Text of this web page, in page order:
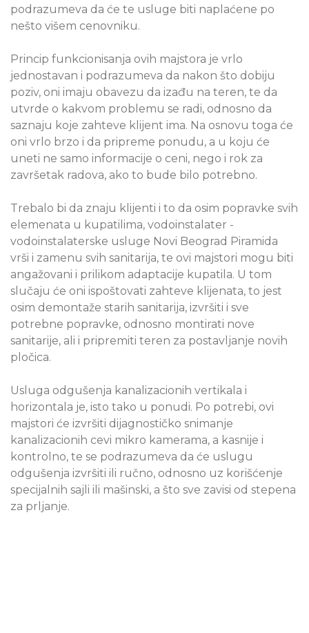
podrazumeva da će te usluge biti naplaćene po
nešto višem cenovniku.
Princip funkcionisanja ovih majstora je vrlo
jednostavan i podrazumeva da nakon što dobiju
poziv, oni imaju obavezu da izađu na teren, te da
utvrde o kakvom problemu se radi, odnosno da
saznaju koje zahteve klijent ima. Na osnovu toga će
oni vrlo brzo i da pripreme ponudu, a u koju će
uneti ne samo informacije o ceni, nego i rok za
završetak radova, ako to bude bilo potrebno.
Trebalo bi da znaju klijenti i to da osim popravke svih
elemenata u kupatilima, vodoinstalater -
vodoinstalaterske usluge Novi Beograd Piramida
vrši i zamenu svih sanitarija, te ovi majstori mogu biti
angažovani i prilikom adaptacije kupatila. U tom
slučaju će oni ispoštovati zahteve klijenata, to jest
osim demontaže starih sanitarija, izvršiti i sve
potrebne popravke, odnosno montirati nove
sanitarije, ali i pripremiti teren za postavljanje novih
pločica.
Usluga odgušenja kanalizacionih vertikala i
horizontala je, isto tako u ponudi. Po potrebi, ovi
majstori će izvršiti dijagnostičko snimanje
kanalizacionih cevi mikro kamerama, a kasnije i
kontrolno, te se podrazumeva da će uslugu
odgušenja izvršiti ili ručno, odnosno uz korišćenje
specijalnih sajli ili mašinski, a što sve zavisi od stepena
za prljanje.